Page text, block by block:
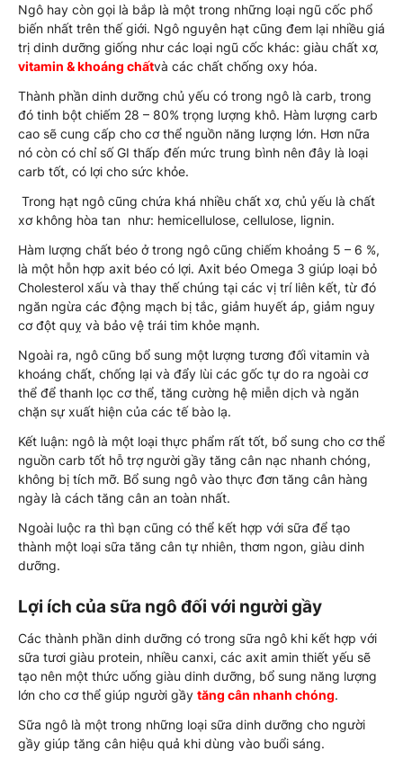
Ngô hay còn gọi là bắp là một trong những loại ngũ cốc phổ
biến nhất trên thế giới. Ngô nguyên hạt cũng đem lại nhiều giá
trị dinh dưỡng giống như các loại ngũ cốc khác: giàu chất xơ,
vitamin & khoáng chấtvà các chất chống oxy hóa.
Thành phần dinh dưỡng chủ yếu có trong ngô là carb, trong
đó tinh bột chiếm 28 – 80% trọng lượng khô. Hàm lượng carb
cao sẽ cung cấp cho cơ thể nguồn năng lượng lớn. Hơn nữa
nó còn có chỉ số GI thấp đến mức trung bình nên đây là loại
carb tốt, có lợi cho sức khỏe.
Trong hạt ngô cũng chứa khá nhiều chất xơ, chủ yếu là chất
xơ không hòa tan như: hemicellulose, cellulose, lignin.
Hàm lượng chất béo ở trong ngô cũng chiếm khoảng 5 – 6 %,
là một hỗn hợp axit béo có lợi. Axit béo Omega 3 giúp loại bỏ
Cholesterol xấu và thay thế chúng tại các vị trí liên kết, từ đó
ngăn ngừa các động mạch bị tắc, giảm huyết áp, giảm nguy
cơ đột quỵ và bảo vệ trái tim khỏe mạnh.
Ngoài ra, ngô cũng bổ sung một lượng tương đối vitamin và
khoáng chất, chống lại và đẩy lùi các gốc tự do ra ngoài cơ
thể để thanh lọc cơ thể, tăng cường hệ miễn dịch và ngăn
chặn sự xuất hiện của các tế bào lạ.
Kết luận: ngô là một loại thực phẩm rất tốt, bổ sung cho cơ thể
nguồn carb tốt hỗ trợ người gầy tăng cân nạc nhanh chóng,
không bị tích mỡ. Bổ sung ngô vào thực đơn tăng cân hàng
ngày là cách tăng cân an toàn nhất.
Ngoài luộc ra thì bạn cũng có thể kết hợp với sữa để tạo
thành một loại sữa tăng cân tự nhiên, thơm ngon, giàu dinh
dưỡng.
Lợi ích của sữa ngô đối với người gầy
Các thành phần dinh dưỡng có trong sữa ngô khi kết hợp với
sữa tươi giàu protein, nhiều canxi, các axit amin thiết yếu sẽ
tạo nên một thức uống giàu dinh dưỡng, bổ sung năng lượng
lớn cho cơ thể giúp người gầy tăng cân nhanh chóng.
Sữa ngô là một trong những loại sữa dinh dưỡng cho người
gầy giúp tăng cân hiệu quả khi dùng vào buổi sáng.